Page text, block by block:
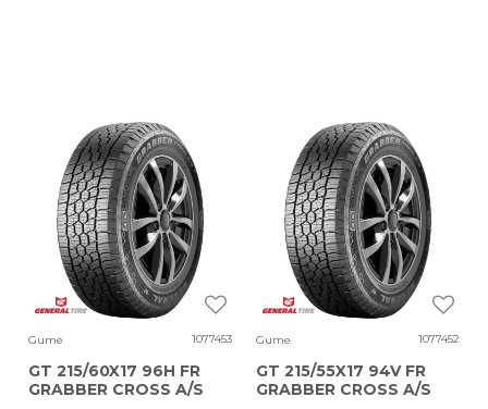
Gume 1077453
GT 215/60X17 96H FR
GRABBER CROSS A/S
Gume 1077452
GT 215/55X17 94V FR
GRABBER CROSS A/S